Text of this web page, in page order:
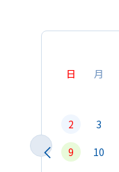
日
月
2
3
9
10